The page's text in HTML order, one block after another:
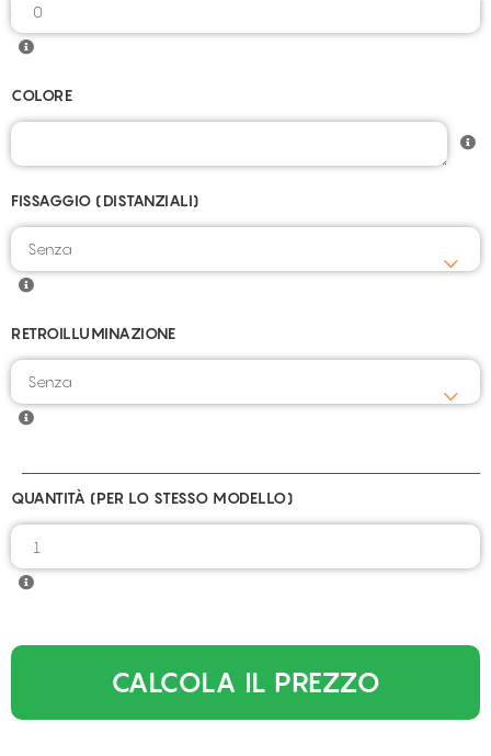
COLORE
FISSAGGIO (DISTANZIALI)
RETROILLUMINAZIONE
QUANTITÀ (PER LO STESSO MODELLO)
CALCOLA IL PREZZO